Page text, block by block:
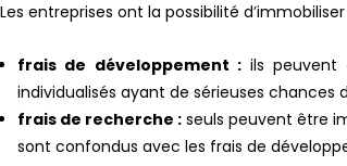
Les entreprises ont la possibilité
frais de développement :ils peuvent
individualisés ayant de sérieuses
frais de recherche : seuls peuvent être
sont confondus avec les frais de